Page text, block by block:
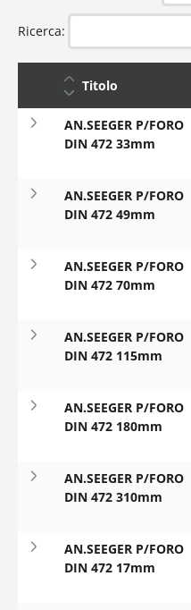
Ricerca:
Titolo
AN.SEEGER P/FORO
DIN 472 33mm
AN.SEEGER P/FORO
DIN 472 49mm
AN.SEEGER P/FORO
DIN 472 70mm
AN.SEEGER P/FORO
DIN 472 115mm
AN.SEEGER P/FORO
DIN 472 180mm
AN.SEEGER P/FORO
DIN 472 310mm
AN.SEEGER P/FORO
DIN 472 17mm